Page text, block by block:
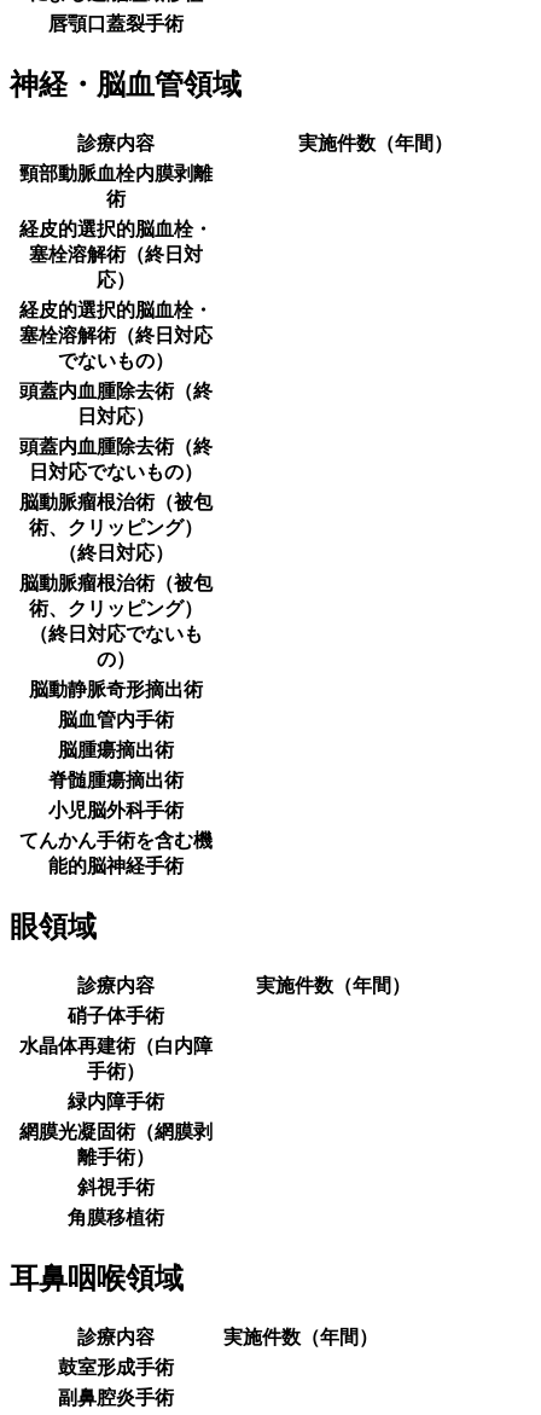
唇顎口蓋裂手術
神経・脳血管領域
診療内容
実施件数（年間）
頸部動脈血栓内膜剥離
術
経皮的選択的脳血栓・
塞栓溶解術（終日対
応）
経皮的選択的脳血栓・
塞栓溶解術（終日対応
でないもの）
頭蓋内血腫除去術（終
日対応）
頭蓋内血腫除去術（終
日対応でないもの）
脳動脈瘤根治術（被包
術、クリッピング）
（終日対応）
脳動脈瘤根治術（被包
術、クリッピング）
（終日対応でないも
の）
脳動静脈奇形摘出術
脳血管内手術
脳腫瘍摘出術
脊髄腫瘍摘出術
小児脳外科手術
てんかん手術を含む機
能的脳神経手術
眼領域
診療内容
実施件数（年間）
硝子体手術
水晶体再建術（白内障
手術）
緑内障手術
網膜光凝固術（網膜剥
離手術）
斜視手術
角膜移植術
耳鼻咽喉領域
診療内容
実施件数（年間）
鼓室形成手術
副鼻腔炎手術